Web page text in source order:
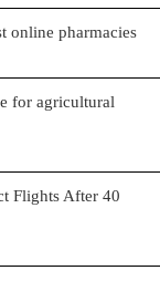
online pharmacies
for agricultural
Flights After 40